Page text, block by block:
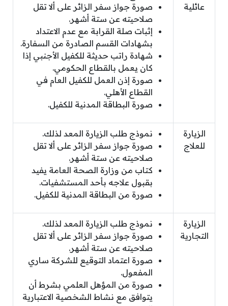
عائلية
صورة جواز سفر الزائر على ألا تقل
صلاحيته عن ستة أشهر.
إثبات صلة القرابة مع عدم الاعتداد
بشهادات القسم الصادرة من السفارة.
شهادة راتب حديثة للكفيل الأجنبي إذا
كان يعمل بالقطاع الحكومي.
صورة إذن العمل للكفيل العام في
القطاع الأهلي.
صورة البطاقة المدنية للكفيل.
الزيارة
للعلاج
نموذج طلب الزيارة المعد لذلك.
صورة جواز سفر الزائر على ألا تقل
صلاحيته عن ستة أشهر.
كتاب من وزارة الصحة العامة يفيد
بقبول علاجه بأحد المستشفيات.
صورة من البطاقة المدنية للكفيل.
الزيارة
التجارية
نموذج طلب الزيارة المعد لذلك.
صورة جواز سفر الزائر على ألا تقل
صلاحيته عن ستة أشهر.
صورة اعتماد التوقيع للشركة ساري
المفعول.
صورة من المؤهل العلمي بشرط أن
يتوافق مع نشاط الشخصية الاعتبارية